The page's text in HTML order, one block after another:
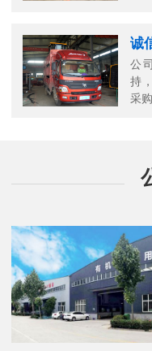
诚
公
持
采